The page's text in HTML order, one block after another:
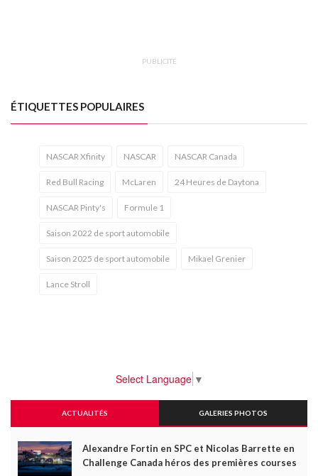
PUBLICITÉ
ÉTIQUETTES POPULAIRES
NASCAR Xfinity NASCAR NASCAR Canada
Red Bull Racing McLaren 24 Heures de Daytona
NASCAR Pinty's Formule 1
Saison 2022 de sport automobile
Saison 2025 de sport automobile Mikael Grenier
Lance Stroll
Select Language ▼
ACTUALITÉS GALERIES PHOTOS
Alexandre Fortin en SPC et Nicolas Barrette en
Challenge Canada héros des premières courses